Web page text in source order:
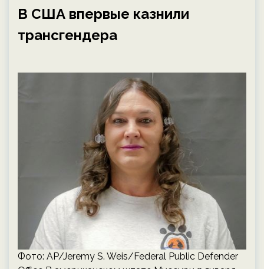
В США впервые казнили
трансгендера
Фото: AP/Jeremy S. Weis/Federal Public Defender